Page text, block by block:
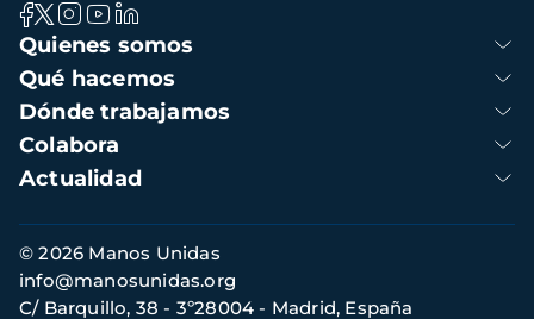
Navegación
principal
Quienes somos
Qué hacemos
Dónde trabajamos
Colabora
Actualidad
Información
de
contacto
© 2026 Manos Unidas
C/ Barquillo, 38 - 3º28004 - Madrid, España
info@manosunidas.org